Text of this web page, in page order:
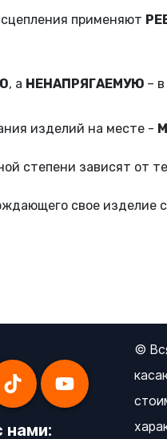
применяют
, а НЕНАПРЯГАЕМУЮ –
изделий на месте -
степени зависят от
свое изделие
нами:
©